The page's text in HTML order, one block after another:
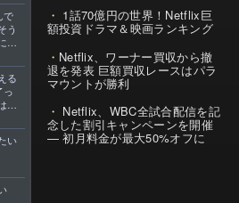
で
う
大
る
っ
ま
平
い
1話70億円の世界！Netflix巨
額投資ドラマ＆映画ランキング
Netflix、ワーナー買収から撤
退を発表 巨額買収レースはパラ
マウントが勝利
Netflix、WBC全試合配信を記
念した割引キャンペーンを開催
— 初月料金が最大50%オフに